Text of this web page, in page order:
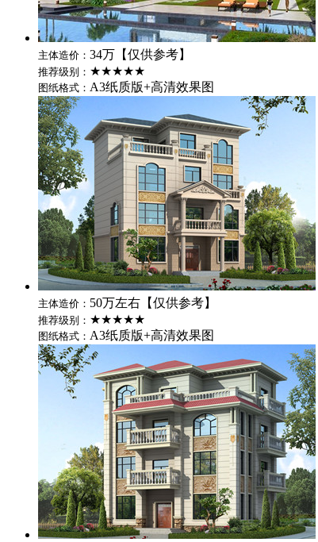
主体造价： 34万【仅供参考】
推荐级别： ★★★★★
图纸格式： A3纸质版+高清效果图
主体造价： 50万左右【仅供参考】
推荐级别： ★★★★★
图纸格式： A3纸质版+高清效果图